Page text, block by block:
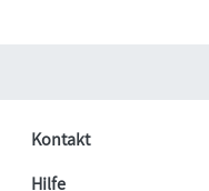
Kontakt
Hilfe